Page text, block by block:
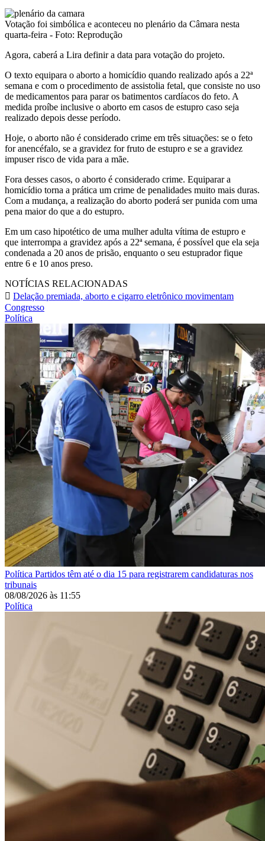
Votação foi simbólica e aconteceu no plenário da Câmara nesta
quarta-feira - Foto: Reprodução
Agora, caberá a Lira definir a data para votação do projeto.
O texto equipara o aborto a homicídio quando realizado após a 22ª
semana e com o procedimento de assistolia fetal, que consiste no uso
de medicamentos para parar os batimentos cardíacos do feto. A
medida proíbe inclusive o aborto em casos de estupro caso seja
realizado depois desse período.
Hoje, o aborto não é considerado crime em três situações: se o feto
for anencéfalo, se a gravidez for fruto de estupro e se a gravidez
impuser risco de vida para a mãe.
Fora desses casos, o aborto é considerado crime. Equiparar a
homicídio torna a prática um crime de penalidades muito mais duras.
Com a mudança, a realização do aborto poderá ser punida com uma
pena maior do que a do estupro.
Em um caso hipotético de uma mulher adulta vítima de estupro e
que interrompa a gravidez após a 22ª semana, é possível que ela seja
condenada a 20 anos de prisão, enquanto o seu estuprador fique
entre 6 e 10 anos preso.
NOTÍCIAS RELACIONADAS
Delação premiada, aborto e cigarro eletrônico movimentam
Congresso
Política
Política Partidos têm até o dia 15 para registrarem candidaturas nos
tribunais
08/08/2026 às 11:55
Política